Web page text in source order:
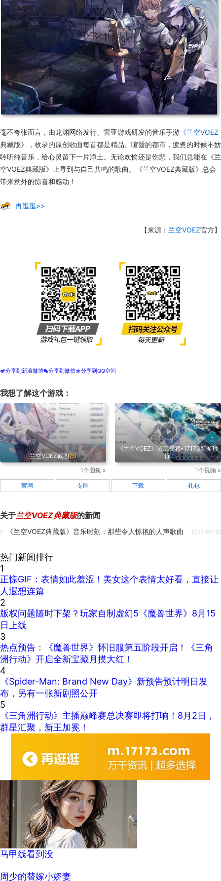
毫不夸张而言，由龙渊网络发行、雷亚游戏研发的音乐手游 《兰空VOEZ
典藏版》，收录的原创歌曲每首都是精品。喧嚣的都市，疲惫的时候不妨
聆听纯音乐，给心灵留下一片净土。无论欢愉还是伤悲，我们总能在《兰
空VOEZ典藏版》上寻到与自己共鸣的歌曲。《兰空VOEZ典藏版》总会
带来意外的惊喜和感动！
再逛逛>>
【来源： 兰空VOEZ官方】
t分享到新浪微博w分享到微信z分享到QQ空间
我想了解这个游戏：
兰空VOEZ截图(5)
1个图集 »
《兰空VOEZ》试玩视频-17173新游秒
懂
1个视频 »
官网 专区 下载 礼包
关于兰空VOEZ典藏版的新闻
《兰空VOEZ典藏版》音乐时刻：那些令人惊艳的人声歌曲 2017-09-22
热门新闻排行
1
正惊GIF：表情如此羞涩！美女这个表情太好看，直接让
人遐想连篇
2
版权问题随时下架？玩家自制虚幻5《魔兽世界》8月15
日上线
3
热点预告：《魔兽世界》怀旧服第五阶段开启！《三角
洲行动》开启全新宝藏月摸大红！
4
《Spider-Man: Brand New Day》新预告预计明日发
布，另有一张新剧照公开
5
《三角洲行动》主播巅峰赛总决赛即将打响！8月2日，
群星汇聚，新王加冕！
马甲线看到没
周少的替嫁小娇妻